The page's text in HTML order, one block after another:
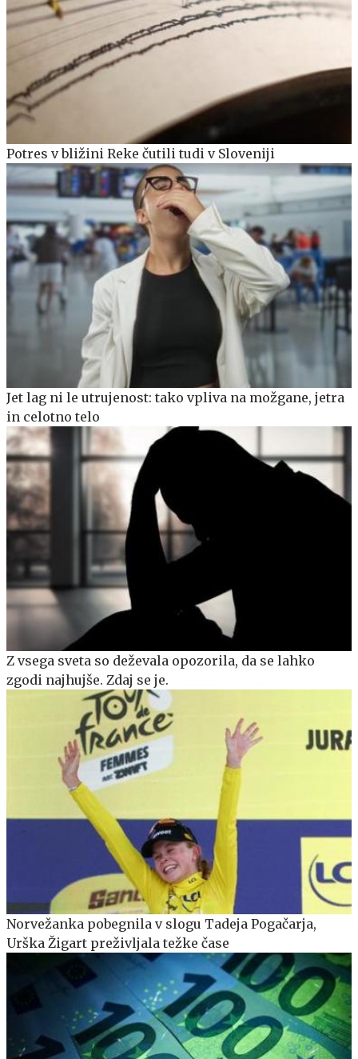
Potres v bližini Reke čutili tudi v Sloveniji
Jet lag ni le utrujenost: tako vpliva na možgane, jetra
in celotno telo
Z vsega sveta so deževala opozorila, da se lahko
zgodi najhujše. Zdaj se je.
Norvežanka pobegnila v slogu Tadeja Pogačarja,
Urška Žigart preživljala težke čase